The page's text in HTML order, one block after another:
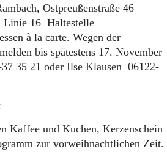
Ostpreußenstraße 46
Linie 16 Haltestelle
à la carte. Wegen der
bis spätestens 17. November
35 21 oder Ilse Klausen 06122-
Kaffee und Kuchen, Kerzenschein
zur vorweihnachtlichen Zeit.